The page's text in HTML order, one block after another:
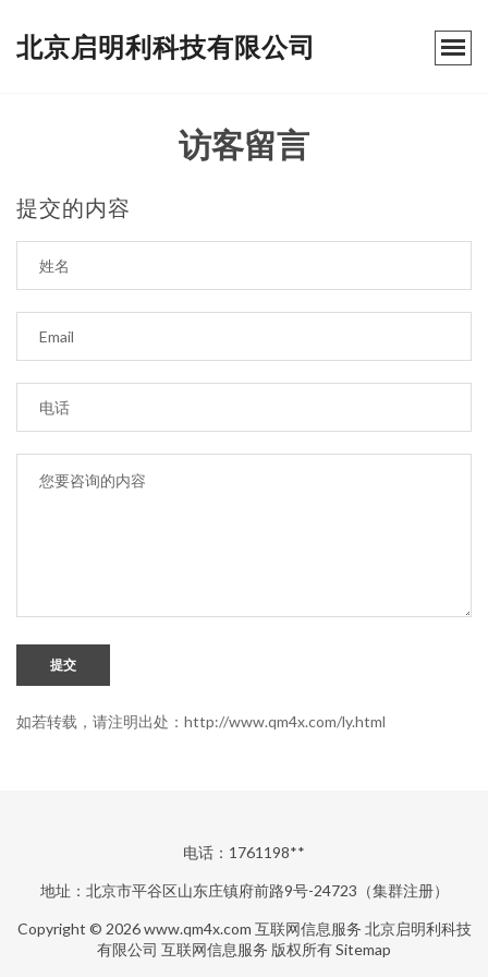
北京启明利科技有限公司
访客留言
提交的内容
提交
如若转载，请注明出处：http://www.qm4x.com/ly.html
电话：1761198**
地址：北京市平谷区山东庄镇府前路9号-24723（集群注册）
Copyright © 2026www.qm4x.com 互联网信息服务 北京启明利科技
有限公司 互联网信息服务 版权所有Sitemap